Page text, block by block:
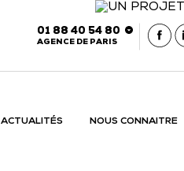
01 88 40 54 80
AGENCE DE PARIS
ACTUALITÉS NOUS CONNAITRE